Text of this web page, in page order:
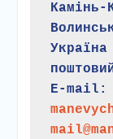
Камінь-
Україна
E-mail: